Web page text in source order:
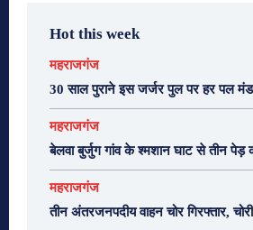
Hot this week
महराजगंज
30 साल पुराने इस जर्जर पुल पर हर पल
महराजगंज
बेलवा बुर्जुग गांव के श्मशान घाट से तीन
महराजगंज
तीन अंतरजनपदीय वाहन चोर गिरफ्तार,